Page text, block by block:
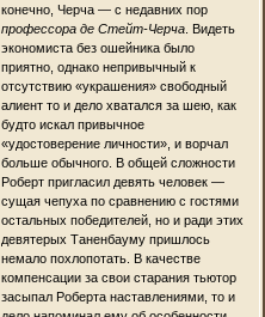
конечно, Черча — с недавних пор
профессора де Стейт-Черча. Видеть
экономиста без ошейника было
приятно, однако непривычный к
отсутствию «украшения» свободный
алиент то и дело хватался за шею, как
будто искал привычное
«удостоверение личности», и ворчал
больше обычного. В общей сложности
Роберт пригласил девять человек —
сущая чепуха по сравнению с гостями
остальных победителей, но и ради этих
девятерых Таненбауму пришлось
немало похлопотать. В качестве
компенсации за свои старания тьютор
засыпал Роберта наставлениями, то и